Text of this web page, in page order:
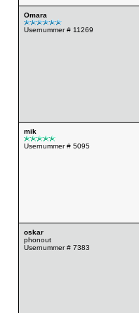
Omara
Usernummer # 11269
mik
Usernummer # 5095
oskar
phonout
Usernummer # 7383